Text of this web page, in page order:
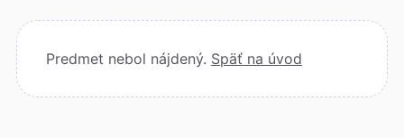
Predmet nebol nájdený. Späť na úvod